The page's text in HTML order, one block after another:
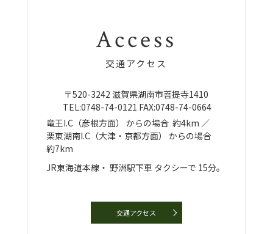
Access
交通アクセス
〒520-3242 滋賀県湖南市菩提寺1410
TEL:0748-74-0121 FAX:0748-74-0664
竜王I.C（彦根方面） からの場合 約4km ／
栗東湖南I.C（大津・京都方面）
からの場合
約7km
JR東海道本線・ 野洲駅下車 タクシーで 15分。
交通アクセス